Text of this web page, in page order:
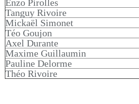
Enzo Pirolles
Tanguy Rivoire
Mickaël Simonet
Téo Goujon
Axel Durante
Maxime Guillaumin
Pauline Delorme
Théo Rivoire